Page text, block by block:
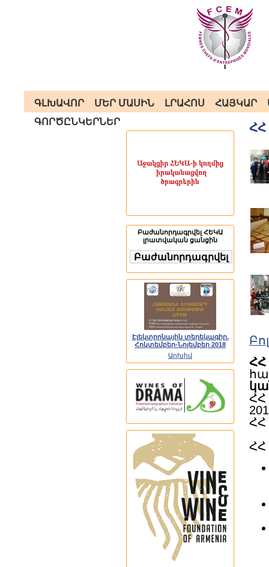
ԳԼԽԱՎՈՐ ՄԵՐ ՄԱՍԻՆ ԼՐԱՀՈՍ ՀԱՅԿԱՐ
ԳՈՐԾԸՆԿԵՐՆԵՐ
Բաժանորդագրվել ՀԵԿԱ
լրատվական ցանցին
Էլեկտրոնային տեղեկագիր.
Հոկտեմբեր-Նոյեմբեր 2018
Արխիվ
ՀՀ
ՀՀ
ՀՀ
ՀՀ